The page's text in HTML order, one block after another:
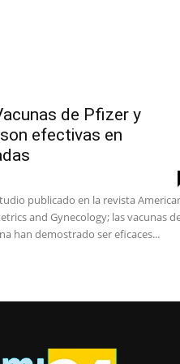
de Pfizer y
efectivas en
publicado en la revista
and Gynecology; las vacunas
han demostrado ser eficaces...